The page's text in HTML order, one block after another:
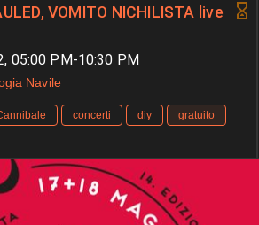
VOMITO NICHILISTA live
05:00 PM-10:30 PM
Navile
concerti diy
gratuito